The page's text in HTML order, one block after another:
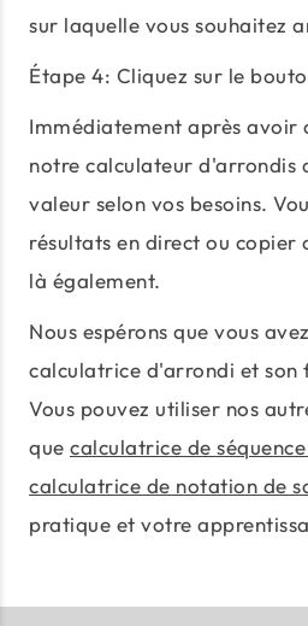
sur laquelle vous souhaitez
Étape 4: Cliquez sur le
Immédiatement après avoir
notre calculateur d'arrondis
valeur selon vos besoins.
résultats en direct ou
là également.
Nous espérons que vous
calculatrice d'arrondi et son
Vous pouvez utiliser nos
que calculatrice de
calculatrice de notation de
pratique et votre